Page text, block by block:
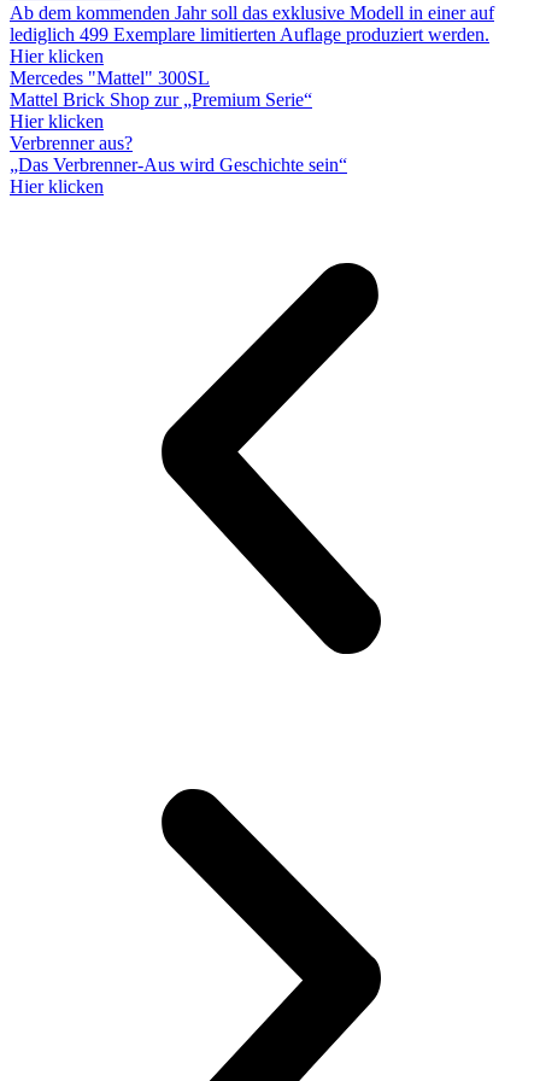
Ab dem kommenden Jahr soll das exklusive Modell in einer auf
lediglich 499 Exemplare limitierten Auflage produziert werden.
Hier klicken
Mercedes "Mattel" 300SL
Mattel Brick Shop zur „Premium Serie“
Hier klicken
Verbrenner aus?
„Das Verbrenner-Aus wird Geschichte sein“
Hier klicken